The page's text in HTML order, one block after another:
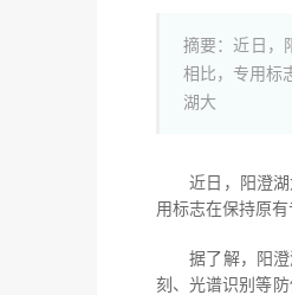
摘要：近日，
相比，专用标
湖大
近日，阳澄湖大
用标志在保持原
据了解，阳澄湖
刻、光谱识别等